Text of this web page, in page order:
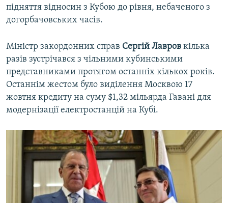
підняття відносин з Кубою до рівня, небаченого з
догорбачовських часів.
Міністр закордонних справ Сергій Лавров кілька
разів зустрічався з чільними кубинськими
представниками протягом останніх кількох років.
Останнім жестом було виділення Москвою 17
жовтня кредиту на суму $1,32 мільярда Гавані для
модернізації електростанцій на Кубі.